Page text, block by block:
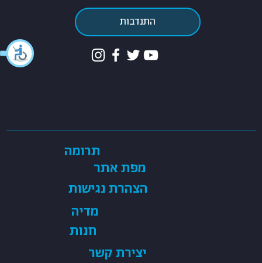
התנדבות
תרומה
מדיה
חנות
יצירת קשר
הצהרת נגישות
מפת אתר